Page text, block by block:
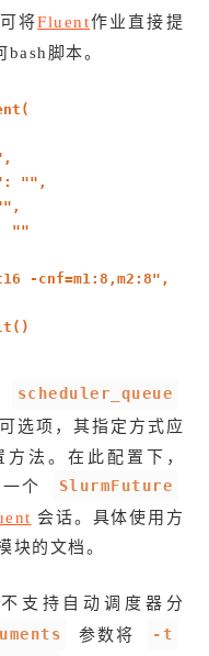
将Fluent作业直接提
脚本。
,
: "" ,
" ,
""
-cnf=m1:8,m2:8" ,
scheduler_queue
选项，其指定方式应
法。在此配置下，
个
SlurmFuture
会话。具体使用方
块的文档。
不支持自动调度器分
参数将
-t